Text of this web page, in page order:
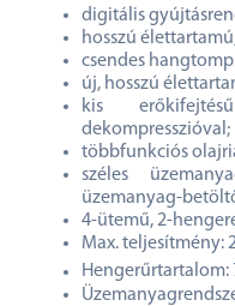
digitális
hosszú
csendes
új, hosszú
kis
dekompresszióval;
többfunkciós
széles
üzemanyag-
4-ütemű, 2-
Max. teljesítmény:
Hengerűrtartalom: